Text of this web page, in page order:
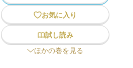
お気に入り
試し読み
ほかの巻を見る